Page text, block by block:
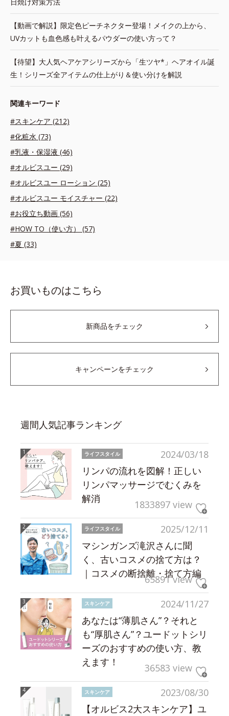
【動画で解説】限定色ピーチネクター登場！メイクの上から、
UVカットも血色感も叶えるパウダーの使い方って？
【待望】大人気ヘアケアシリーズから「生ツヤ*」ヘアオイル誕
生！シリーズ全アイテムの仕上がり＆使い分けを解説
関連キーワード
#スキンケア (212)
#化粧水 (73)
#乳液・保湿液 (46)
#オルビスユー (29)
#オルビスユー ローション (25)
#オルビスユー モイスチャー (22)
#お役立ち動画 (56)
#HOW TO（使い方） (57)
#夏 (33)
お買いものはこちら
新商品をチェック
キャンペーンをチェック
週間人気記事ランキング
2024/03/18
ライフスタイル
リンパの流れを図解！正しい
リンパマッサージでむくみを
解消
1833897 view
2025/12/11
ライフスタイル
マシンガンズ滝沢さんに聞
く、古いコスメの捨て方は？
｜コスメの断捨離・捨て方編
65891 view
2024/11/27
スキンケア
あなたは“薄肌さん”？それと
も“厚肌さん”？ユードットシリ
ーズのおすすめの使い方、教
えます！
36583 view
2023/08/30
スキンケア
【オルビス2大スキンケア】ユ